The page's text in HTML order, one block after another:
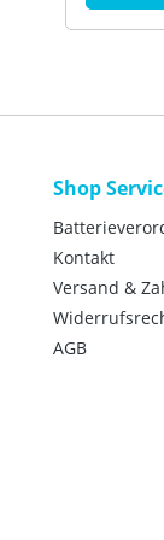
kWh/
Shop
Kontakt
Versand &
AGB